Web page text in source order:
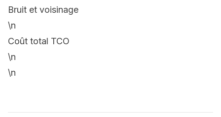
Bruit et voisinage
\n
Coût total TCO
\n
\n